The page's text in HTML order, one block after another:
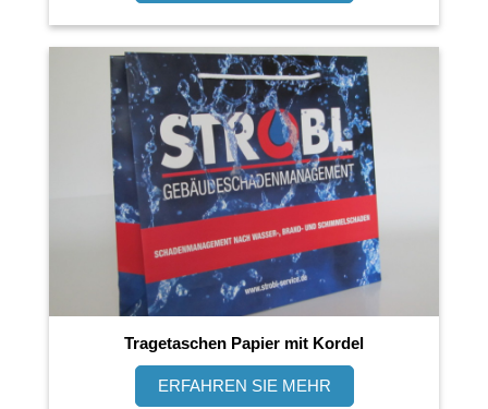
Tragetaschen Papier mit Kordel
ERFAHREN SIE MEHR